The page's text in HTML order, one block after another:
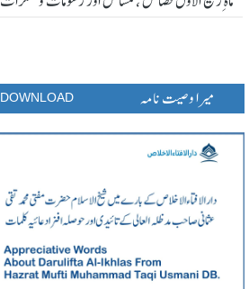
DOWNLOAD میرا وصیت نامہ